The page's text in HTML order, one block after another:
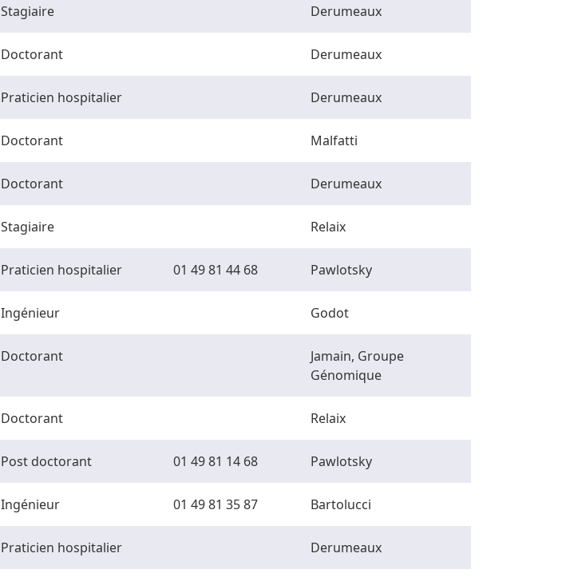
Stagiaire Derumeaux
Doctorant Derumeaux
Praticien hospitalier Derumeaux
Doctorant Malfatti
Doctorant Derumeaux
Stagiaire Relaix
Praticien hospitalier 01 49 81 44 68 Pawlotsky
Ingénieur Godot
Doctorant
Jamain, Groupe
Génomique
Doctorant Relaix
Post doctorant 01 49 81 14 68 Pawlotsky
Ingénieur 01 49 81 35 87 Bartolucci
Praticien hospitalier Derumeaux